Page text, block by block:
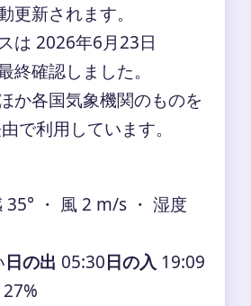
更新されます。
は 2026年6月23日
終確認しました。
か各国気象機関のものを
で利用しています。
35° ・ 風 2 m/s ・ 湿度
日の出 05:30日の入 19:09